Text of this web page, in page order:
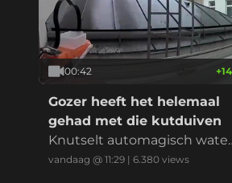
00:42 +
Gozer heeft het helemaal
gehad met die kutduiven
Knutselt automagisch water
pistool om ze weg te jagen
vandaag @ 11:29 | 6.380 views